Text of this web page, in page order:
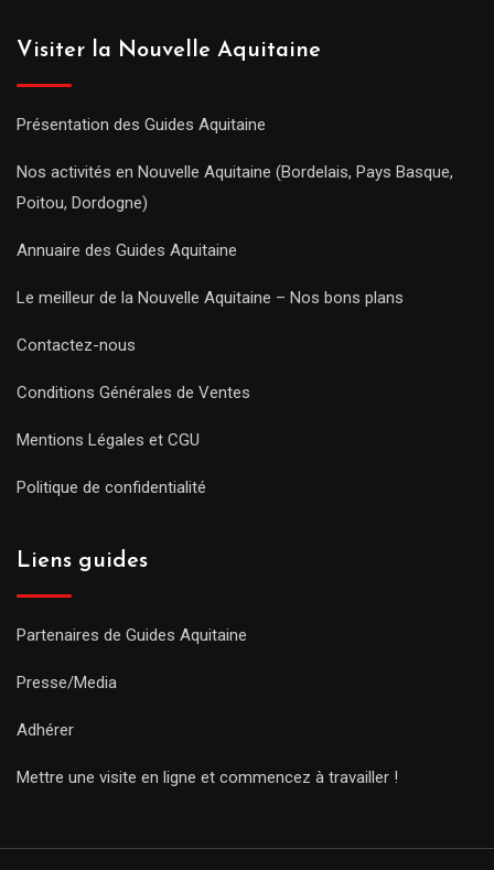
Visiter la Nouvelle Aquitaine
Présentation des Guides Aquitaine
Nos activités en Nouvelle Aquitaine (Bordelais, Pays Basque,
Poitou, Dordogne)
Annuaire des Guides Aquitaine
Le meilleur de la Nouvelle Aquitaine – Nos bons plans
Contactez-nous
Conditions Générales de Ventes
Mentions Légales et CGU
Politique de confidentialité
Liens guides
Partenaires de Guides Aquitaine
Presse/Media
Adhérer
Mettre une visite en ligne et commencez à travailler !